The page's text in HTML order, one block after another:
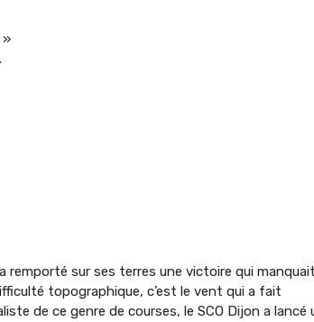
»
a remporté sur ses terres une victoire qui manquait
topographique, c’est le vent qui a fait
de ce genre de courses, le SCO Dijon a lancé